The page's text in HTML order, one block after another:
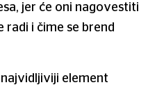
jer će oni nagovestiti
radi i čime se brend
najvidljiviji element